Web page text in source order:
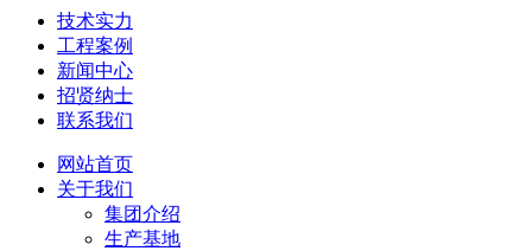
技术实力
工程案例
新闻中心
招贤纳士
联系我们
网站首页
关于我们
集团介绍
生产基地